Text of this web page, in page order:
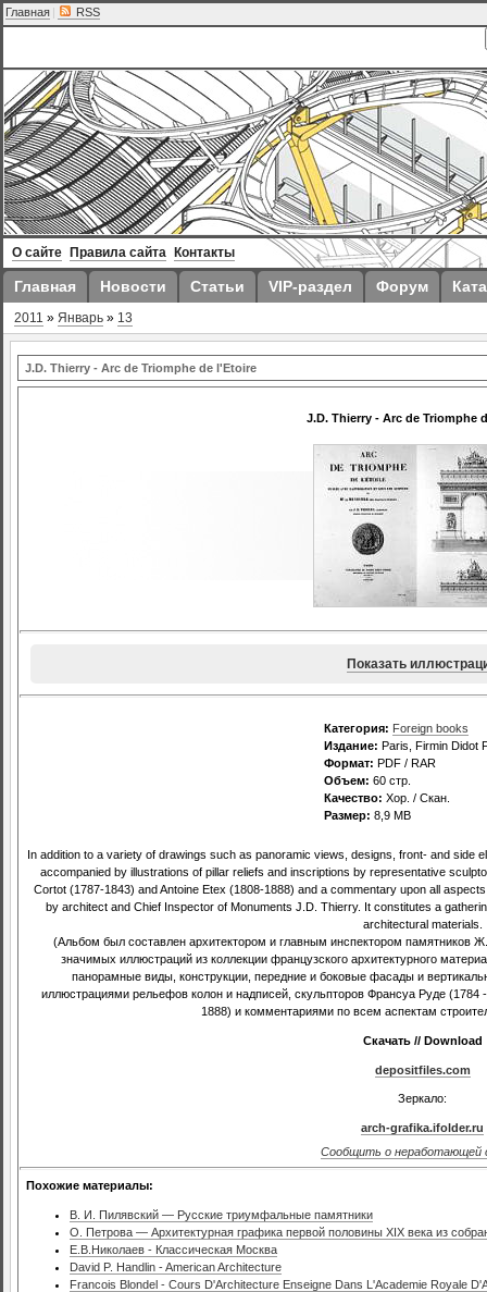
Главная | RSS
О сайте Правила сайта Контакты
Главная Новости Статьи VIP-раздел Форум
2011 » Январь » 13
J.D. Thierry - Arc de Triomphe de l'Etoire
J.D. Thierry - Arc de Triomphe
Показать
Категория: Foreign books
Издание: Paris, Firmin Didot
Формат: PDF / RAR
Объем: 60 стр.
Качество: Хор. / Скан.
Размер: 8,9 МВ
In addition to a variety of drawings such as panoramic views, designs, front- and
accompanied by illustrations of pillar reliefs and inscriptions by representative
Cortot (1787-1843) and Antoine Etex (1808-1888) and a commentary upon all
by architect and Chief Inspector of Monuments J.D. Thierry. It constitutes a
architectural materials.
(Альбом был составлен архитектором и главным инспектором памятников
значимых иллюстраций из коллекции французского архитектурного
панорамные виды, конструкции, передние и боковые фасады и
иллюстрациями рельефов колон и надписей, скульпторов Франсуа Руде
1888) и комментариями по всем аспектам
Скачать // Download
depositfiles.com
Зеркало:
arch-grafika.ifolder.ru
Сообщить о неработающей
Похожие материалы:
В. И. Пилявский — Русские триумфальные памятники
О. Петрова — Архитектурная графика первой половины XIX века из
Е.В.Николаев - Классическая Москва
David P. Handlin - American Architecture
Francois Blondel - Cours D'Architecture Enseigne Dans L'Academie Royale